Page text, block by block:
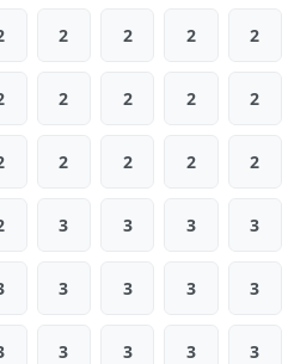
2 2 2 2
2 2 2 2
2 2 2 2
3 3 3 3
3 3 3 3
3 3 3 3